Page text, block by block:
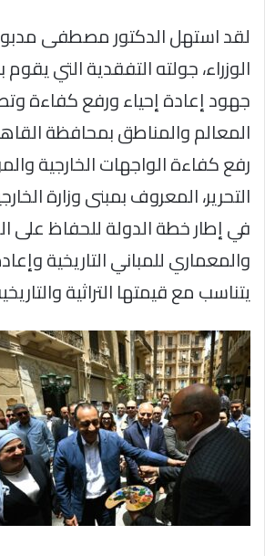
لقد استهل الدكتور مصطفى
الوزراء، جولته التفقدية التي يقوم
جهود إعادة إحياء ورفع كفاءة
المعالم والمناطق بمحافظة
رفع كفاءة الواجهات الخارجية
التحرير، المعروف بمبنى وزارة
في إطار خطة الدولة للحفاظ على
والمعماري للمباني التاريخية
يتناسب مع قيمتها التراثية